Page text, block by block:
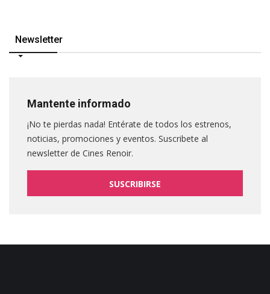
Newsletter
Mantente informado
¡No te pierdas nada! Entérate de todos los estrenos,
noticias, promociones y eventos. Suscribete al
newsletter de Cines Renoir.
SUSCRIBIRSE